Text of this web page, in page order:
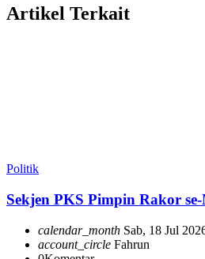
Artikel Terkait
Politik
Sekjen PKS Pimpin Rakor
calendar_month Sab, 18 Jul
account_circle Fahrun